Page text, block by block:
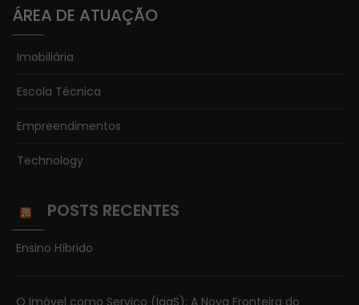
ÁREA DE ATUAÇÃO
Imobiliária
Escola Técnica
Empreendimentos
Technology
POSTS RECENTES
Ensino Híbrido
O Imóvel como Serviço (IaaS): A Nova Fronteira do